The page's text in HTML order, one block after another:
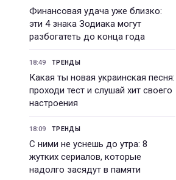
Финансовая удача уже близко:
эти 4 знака Зодиака могут
разбогатеть до конца года
18:49 ТРЕНДЫ
Какая ты новая украинская песня:
проходи тест и слушай хит своего
настроения
18:09 ТРЕНДЫ
С ними не уснешь до утра: 8
жутких сериалов, которые
надолго засядут в памяти